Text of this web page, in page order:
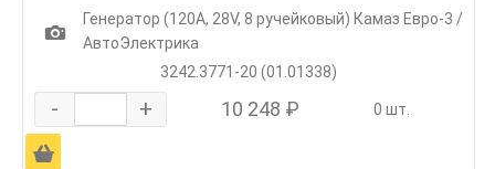
1
Генератор (120А, 28V, 8 ручейковый) Камаз Евро-3 /
АвтоЭлектрика
3242.3771-20 (01.01338)
- + 10 248 ₽ 0 шт.
Ä